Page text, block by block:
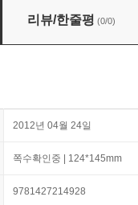
리뷰/한줄평 (0/0)
2012년 04월 24일
쪽수확인중 | 124*145mm
9781427214928